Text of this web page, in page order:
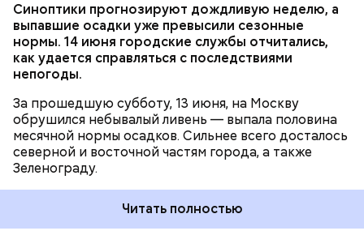
Синоптики прогнозируют дождливую неделю, а
выпавшие осадки уже превысили сезонные
нормы. 14 июня городские службы отчитались,
как удается справляться с последствиями
непогоды.
За прошедшую субботу, 13 июня, на Москву
обрушился небывалый ливень — выпала половина
месячной нормы осадков. Сильнее всего досталось
северной и восточной частям города, а также
Зеленограду.
Читать полностью
Ранее также стало известно, что в московском
здравоохранении
работают более 20 сервисов
генеративного искусственного интеллекта (ИИ)
Сейчас столица уже внедрила в ряде учреждений
еще около 10 новых инструментов — от контроля
критических акушерских состояний до
подготовки к оказанию экстренной помощи.